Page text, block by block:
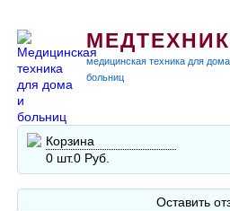
медицинская техника для
больниц
Корзина
0 шт.0 Руб.
Оставить